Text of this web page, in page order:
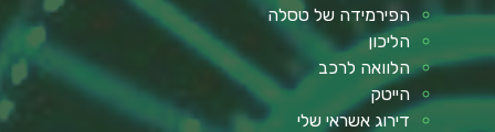
הפירמידה של טסלה
הליכון
הלוואה לרכב
הייטק
דירוג אשראי שלי